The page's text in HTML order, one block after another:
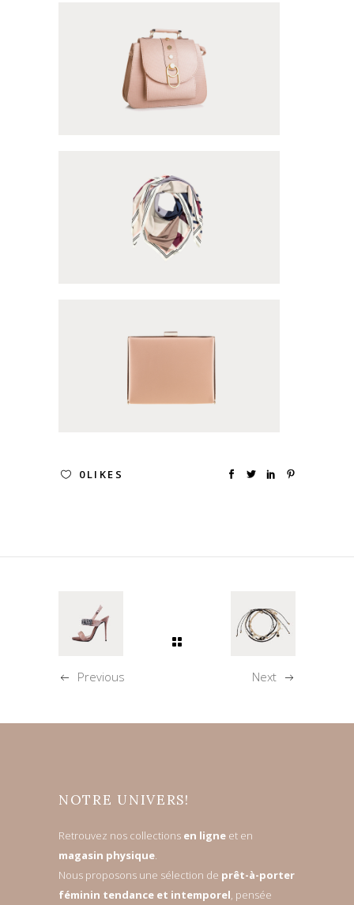
0LIKES
Previous Next
NOTRE UNIVERS!
Retrouvez nos collections en ligne et en
magasin physique.
Nous proposons une sélection de prêt-à-porter
féminin tendance et intemporel, pensée